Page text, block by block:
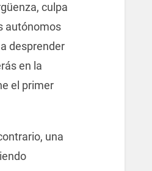
culpa
autónomos
desprender
en la
el primer
una